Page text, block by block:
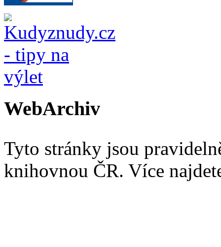
WebArchiv
Tyto stránky jsou
knihovnou ČR. Více